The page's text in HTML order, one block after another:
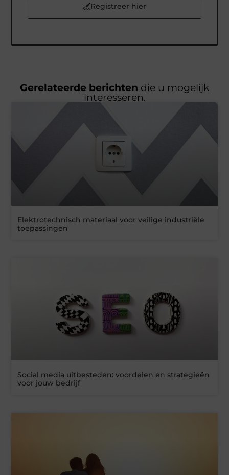
Registreer hier
Gerelateerde berichten die u mogelijk
interesseren.
Elektrotechnisch materiaal voor veilige industriële
toepassingen
Social media uitbesteden: voordelen en strategieën
voor jouw bedrijf